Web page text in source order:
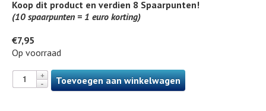
Koop dit product en verdien 8 Spaarpunten!
(10 spaarpunten = 1 euro korting)
€7,95
Op voorraad
Toevoegen aan winkelwagen